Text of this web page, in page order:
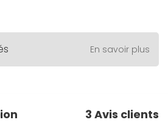
En savoir plus
3 Avis clients